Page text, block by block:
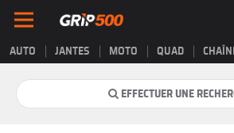
AUTO JANTES MOTO QUAD
EFFECTUER UNE